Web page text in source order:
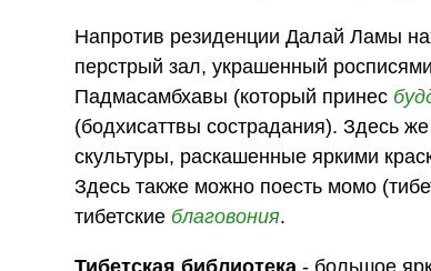
Напротив резиденции Далай Ламы
перстрый зал, украшенный
Падмасамбхавы (который принес
(бодхисаттвы сострадания). Здесь
скультуры, раскашенные яркими
Здесь также можно поесть момо
тибетские благовония.
Тибетская библиотека - большое